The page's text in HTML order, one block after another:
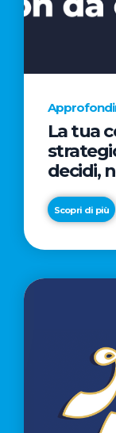
La tua
decidi,
Scopri di più